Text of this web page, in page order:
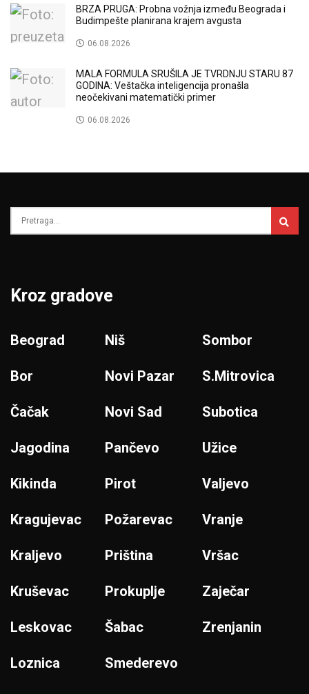
BRZA PRUGA: Probna vožnja između Beograda i
Budimpešte planirana krajem avgusta
06.08.2026
MALA FORMULA SRUŠILA JE TVRDNJU STARU 87
GODINA: Veštačka inteligencija pronašla
neočekivani matematički primer
06.08.2026
Kroz gradove
Beograd
Bor
Čačak
Jagodina
Kikinda
Kragujevac
Kraljevo
Kruševac
Leskovac
Loznica
Niš
Novi Pazar
Novi Sad
Pančevo
Pirot
Požarevac
Priština
Prokuplje
Šabac
Smederevo
Sombor
S.Mitrovica
Subotica
Užice
Valjevo
Vranje
Vršac
Zaječar
Zrenjanin